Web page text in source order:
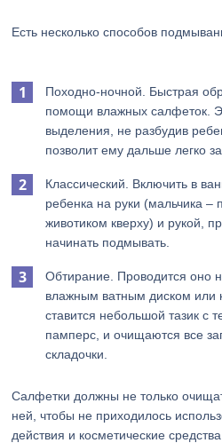
Есть несколько способов
Походно-ночной. Быстрая
помощи влажных салфеток.
выделения, не разбудив
позволит ему дальше легко
Классический. Включить в
ребенка на руки (мальчика –
животиком кверху) и рукой,
начинать подмывать.
Обтирание. Проводится оно
влажным ватным диском или
ставится небольшой тазик с
памперс, и очищаются все
складочки.
Салфетки должны не только
ней, чтобы не приходилось
действия и косметические